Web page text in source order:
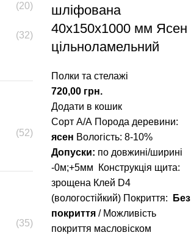
(20)
(32)
(52)
(35)
шліфована
40х150х1000 мм Ясен
цільноламельний
Полки та стелажі
720,00 грн.
Додати в кошик
Сорт А/А Порода деревини:
ясен Вологість: 8-10%
Допуски: по довжині/ширині
-0м;+5мм
Конструкція щита:
зрощена Клей D4
(вологостійкий) Покриття:
Без
покриття / Можливість
покриття масловіском